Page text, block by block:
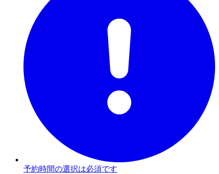
予約時間の選択は必須です